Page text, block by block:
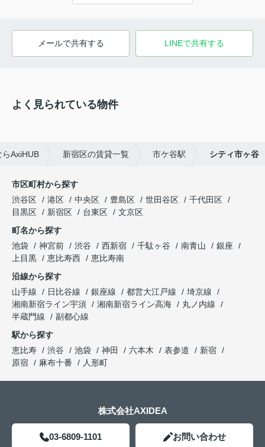
メールで共有する LINEで共有する
よく見られている物件
AxiHUB 新宿区の賃貸一覧 市ケ谷駅 シティ市ヶ谷
市区町村から探す
渋谷区
港区 中央区 豊島区 世田谷区
千代田区
目黒区
新宿区 台東区
文京区
町名から探す
池袋
神宮前 渋谷 西新宿 千駄ヶ谷 南青山
銀座
上目黒
恵比寿西
恵比寿南
沿線から探す
山手線
日比谷線 銀座線 都営大江戸線
埼京線
湘南新宿ライン宇須
湘南新宿ライン高海
丸ノ内線
半蔵門線
副都心線
駅から探す
恵比寿
渋谷 池袋 神田 六本木 表参道
新宿
原宿
麻布十番 人形町
株式会社AXIDEA
03-6809-1101 お問い合わせ